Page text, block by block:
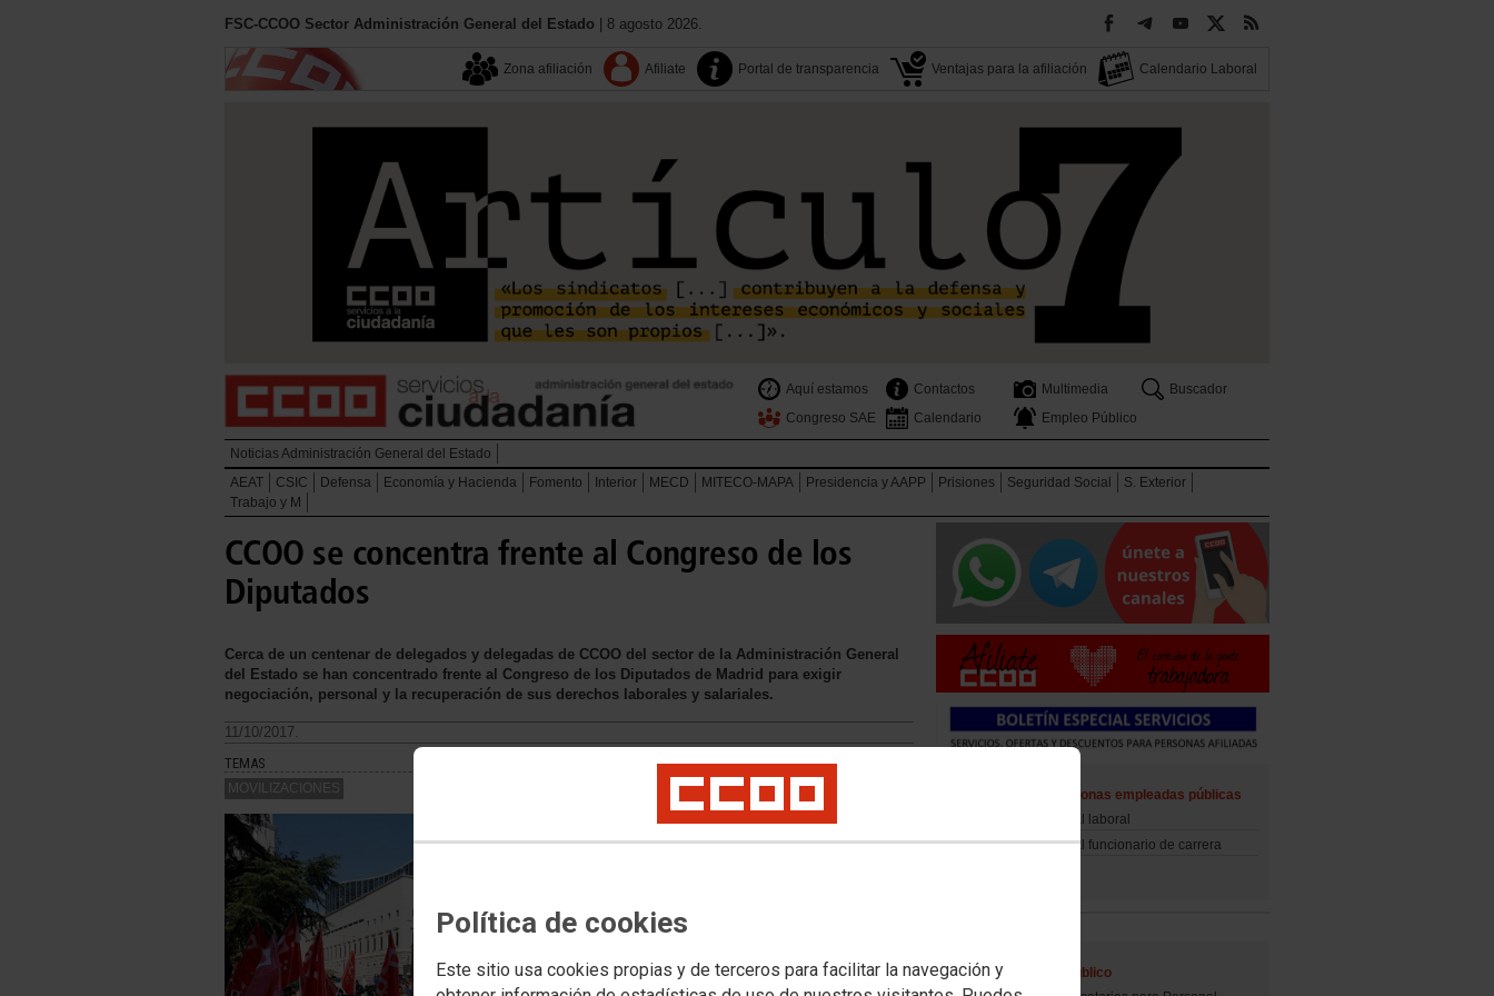
Política de cookies
Este sitio usa cookies propias y de terceros para facilitar la navegación y
FSC-CCOO Sector Administración General del Estado | 8 agosto 2026.
Zona afiliación Afiliate Portal de transparencia Ventajas para la afiliación Calendario Laboral
Aquí estamos Contactos Multimedia
Buscador
Congreso SAE
Calendario Empleo Público
Noticias Administración General del Estado
AEAT
CSIC Defensa Economía y Hacienda Fomento Interior MECD MITECO-MAPA Presidencia y AAPP Prisiones Seguridad Social
S. Exterior
Trabajo y M
CCOO se concentra frente al Congreso de los
Diputados
Cerca de un centenar de delegados y delegadas de CCOO del sector de la Administración General
del Estado se han concentrado frente al Congreso de los Diputados de Madrid para exigir
negociación, personal y la recuperación de sus derechos laborales y salariales.
11/10/2017.
TEMAS
MOVILIZACIONES
Movilidad de las personas empleadas públicas
Movilidad del personal laboral
Movilidad del personal funcionario de carrera
Acceso al Empleo Público